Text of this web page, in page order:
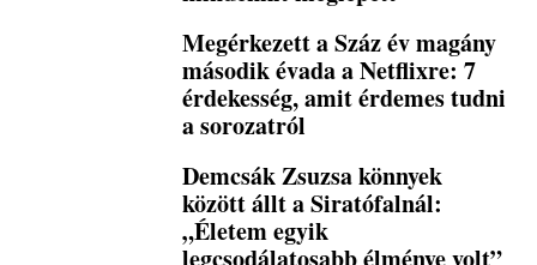
Megérkezett a Száz év magány
második évada a Netflixre: 7
érdekesség, amit érdemes tudni
a sorozatról
Demcsák Zsuzsa könnyek
között állt a Siratófalnál:
„Életem egyik